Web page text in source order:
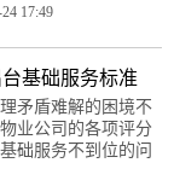
17:49
基础服务标准
矛盾难解的困境不
业公司的各项评分
础服务不到位的问